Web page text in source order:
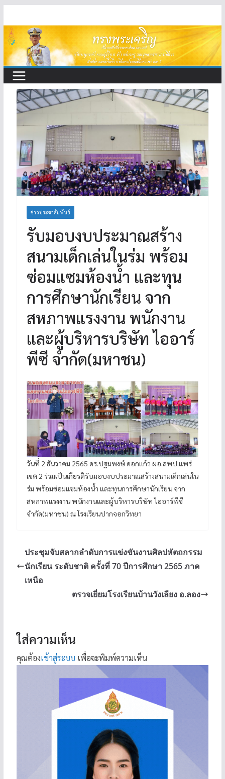
to
content
ข่าวประชาสัมพันธ์
รับมอบงบประมาณสร้าง
สนามเด็กเล่นในร่ม พร้อม
ซ่อมแซมห้องน้ำ และทุน
การศึกษานักเรียน จาก
สหภาพแรงงาน พนักงาน
และผู้บริหารบริษัท ไออาร์
พีซี จำกัด(มหาชน)
วันที่ 2 ธันวาคม 2565 ดร.ปฐมพงษ์ ดอกแก้ว ผอ.สพป.แพร่
เขต 2 ร่วมเป็นเกียรติรับมอบงบประมาณสร้างสนามเด็กเล่นใน
ร่ม พร้อมซ่อมแซมห้องน้ำ และทุนการศึกษานักเรียน จาก
สหภาพแรงงาน พนักงานและผู้บริหารบริษัท ไออาร์พีซี
จำกัด(มหาชน) ณ โรงเรียนปากจอกวิทยา
ประชุมจับสลากลำดับการแข่งขันงานศิลปหัตถกรรม
นักเรียน ระดับชาติ ครั้งที่ 70 ปีการศึกษา 2565 ภาค
เหนือ
ตรวจเยี่ยมโรงเรียนบ้านวังเลียง อ.ลอง
ใส่ความเห็น
คุณต้องเข้าสู่ระบบ เพื่อจะพิมพ์ความเห็น